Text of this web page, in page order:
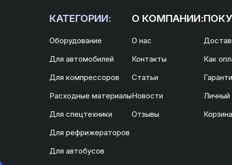
КАТЕГОРИИ:
Оборудование
Для автомобилей
Для компрессоров
Расходные материалы
Для спецтехники
Для рефрижераторов
Для автобусов
О КОМПАНИИ:
О нас
Контакты
Статьи
Новости
Отзывы
Как
Личный
Корзина